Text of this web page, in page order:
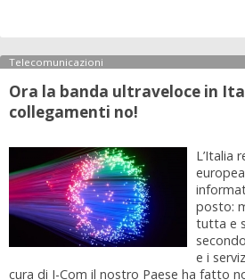
Telecomunicazioni
Ora la banda ultraveloce in
collegamenti no!
L’Italia
posto:
tutta e
e i
cura di I-Com il nostro Paese ha fatto